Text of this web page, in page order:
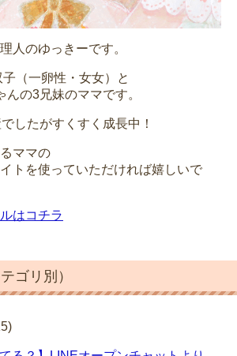
人のゆっきーです。
（一卵性・女女）と
んの3兄妹のママです。
したがすくすく成長中！
ママの
トを使っていただければ嬉しいで
はコチラ
ゴリ別）